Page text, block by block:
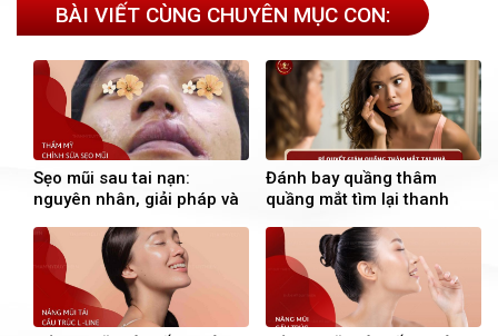
BÀI VIẾT CÙNG CHUYÊN MỤC CON:
Sẹo mũi sau tai nạn:
nguyên nhân, giải pháp và
Đánh bay quầng thâm
quầng mắt tìm lại thanh